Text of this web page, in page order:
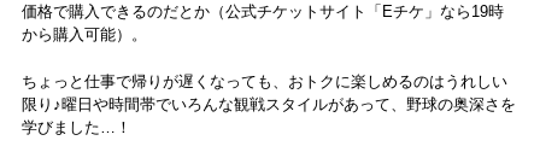
価格で購入できるのだとか（公式チケットサイト「Eチケ」なら19時
から購入可能）。
ちょっと仕事で帰りが遅くなっても、おトクに楽しめるのはうれしい
限り♪曜日や時間帯でいろんな観戦スタイルがあって、野球の奥深さを
学びました…！